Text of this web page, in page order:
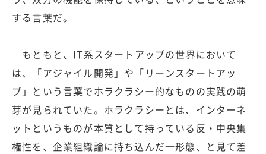
する言葉だ。
もともと、IT系スタートアップの世界において
は、「アジャイル開発」や「リーンスタートアッ
プ」という言葉でホラクラシー的なものの実践の萌
芽が見られていた。ホラクラシーとは、インターネ
ットというものが本質として持っている反・中央集
権性を、企業組織論に持ち込んだ一形態、と見て差